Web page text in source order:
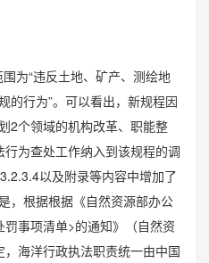
为“违反土地、矿产、测绘地
的行为”。可以看出，新规程因
2个领域的机构改革、职能整
为查处工作纳入到该规程的调
以及附录等内容中增加了
，根据根据《自然资源部办公
事项清单>的通知》（自然资
海洋行政执法职责统一由中国